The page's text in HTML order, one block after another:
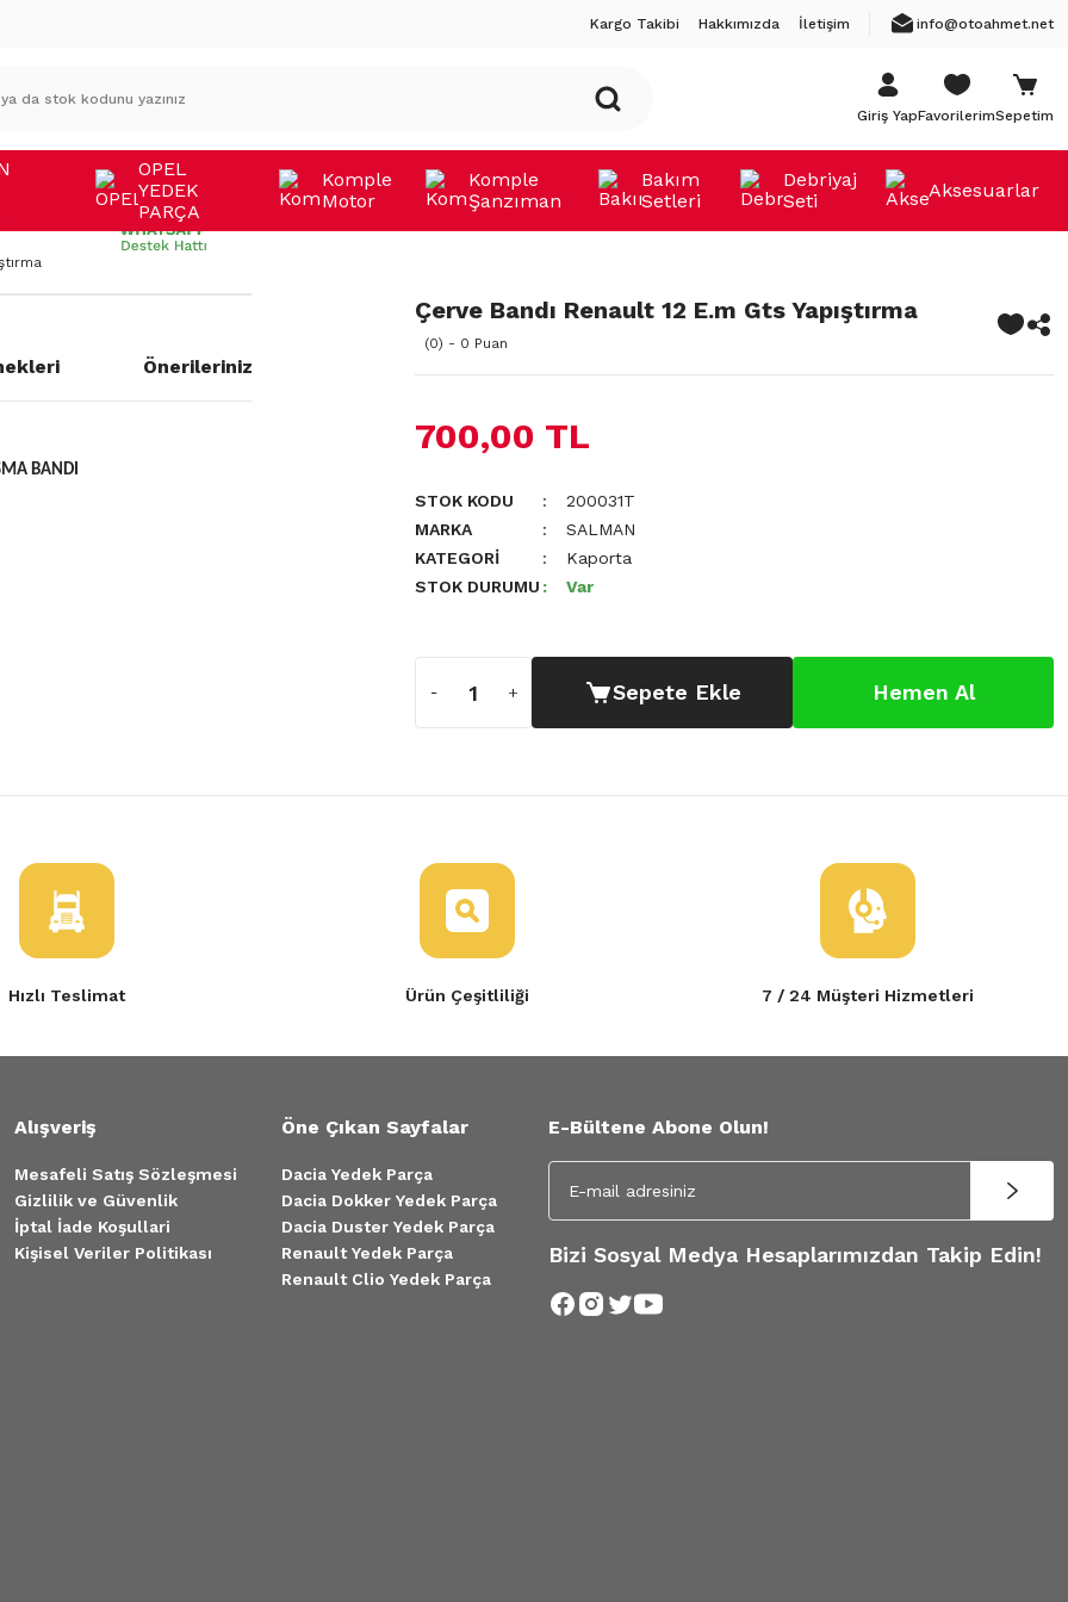
Kargo Takibi Hakkımızda İletişim info@otoahmet.net
Giriş YapFavorilerimSepetim
OPEL
YEDEK
PARÇA
Komple
Motor
Komple
Şanzıman
Bakım
Setleri
Debriyaj
Seti
Aksesuarlar
Önerileriniz
BANDI
Çerve Bandı Renault 12 E.m Gts Yapıştırma
(0) - 0 Puan
700,00 TL
STOK KODU
200031T
MARKA
SALMAN
KATEGORI
Kaporta
STOK DURUMU
Var
Sepete Ekle Hemen Al
Hızlı Teslimat Ürün Çeşitliliği 7 / 24 Müşteri Hizmetleri
Alışveriş
Mesafeli Satış Sözleşmesi
Gizlilik ve Güvenlik
İptal İade Koşullari
Kişisel Veriler Politikası
Öne Çıkan Sayfalar
Dacia Yedek Parça
Dacia Dokker Yedek Parça
Dacia Duster Yedek Parça
Renault Yedek Parça
Renault Clio Yedek Parça
E-Bültene Abone Olun!
Bizi Sosyal Medya Hesaplarımızdan Takip Edin!